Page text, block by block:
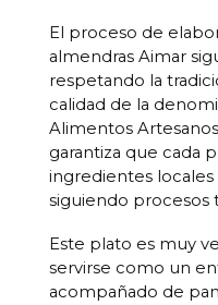
El proceso de
almendras Aimar
respetando la
calidad de la
Alimentos
garantiza que cada
ingredientes locales
siguiendo procesos
Este plato es muy
servirse como un
acompañado de